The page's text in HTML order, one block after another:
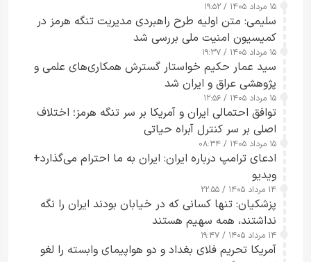
۱۵ مرداد ۱۴۰۵ / ۱۹:۵۲
سلیمی: متن اولیه طرح راهبردی مدیریت تنگه هرمز در
کمیسیون امنیت ملی بررسی شد
۱۵ مرداد ۱۴۰۵ / ۱۹:۳۷
سید عمار حکیم خواستار گسترش همکاری‌های علمی و
پژوهشی عراق و ایران شد
۱۵ مرداد ۱۴۰۵ / ۱۲:۵۶
توافق احتمالی ایران و آمریکا بر سر تنگه هرمز؛ اختلاف
اصلی بر سر کنترل آبراه حیاتی
۱۵ مرداد ۱۴۰۵ / ۰۸:۳۴
ادعای ترامپ درباره ایران: ایران به ما احترام می‌گذارد+
ویدیو
۱۴ مرداد ۱۴۰۵ / ۲۲:۵۵
پزشکیان: تنها کسانی که در خیابان بودند ایران را نگه
نداشتند، همه سهیم هستند
۱۴ مرداد ۱۴۰۵ / ۱۹:۴۷
آمریکا تحریم فلای بغداد و دو هواپیمای وابسته را لغو